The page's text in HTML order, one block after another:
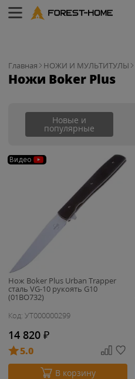
Главная НОЖИ И МУЛЬТИТУЛЫ
Ножи Boker Plus
Новые и
популярные
Видео
Нож Boker Plus Urban Trapper
сталь VG-10 рукоять G10
(01BO732)
Код: УТ000000299
14 820 ₽
5.0
В корзину